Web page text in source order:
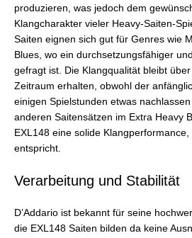
produzieren, was jedoch dem
Klangcharakter vieler Heavy-Saiten-
Saiten eignen sich gut für Genres wie
Blues, wo ein durchsetzungsfähiger
gefragt ist. Die Klangqualität bleibt
Zeitraum erhalten, obwohl der
einigen Spielstunden etwas
anderen Saitensätzen im Extra Heavy
EXL148 eine solide
entspricht.
Verarbeitung und Stabilität
D’Addario ist bekannt für seine
die EXL148 Saiten bilden da keine